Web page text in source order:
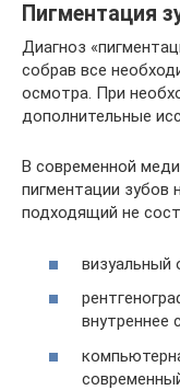
Пигментация
Диагноз
собрав все
осмотра. При
дополнительные
В современной
пигментации зубов
подходящий не
визуальный
внутреннее